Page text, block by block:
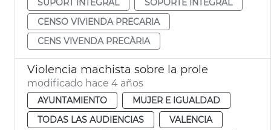
CENSO VIVIENDA PRECARIA
CENS VIVENDA PRECÀRIA
Violencia machista sobre la prole
modificado hace 4 años
AYUNTAMIENTO
MUJER E IGUALDAD
TODAS LAS AUDIENCIAS
VALENCIA